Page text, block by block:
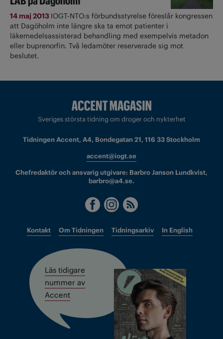
14 maj 2013 IOGT-NTO:s förbundsstyrelse föreslår kongressen
att Dagöholm inte längre ska ta emot patienter i
läkemedelsassisterad behandling med exempelvis metadon
eller buprenorfin. Två ledamöter reserverade sig mot
beslutet.
Sveriges största tidning om droger och nykterhet
Tidningen Accent, A4, Bondegatan 21, 116 33 Stockholm
accent@iogt.se
Chefredaktör och ansvarig utgivare: Barbro Janson Lundkvist,
barbro@a4.se.
Kontakt Om Tidningen Tidningsarkiv In English
Läs tidigare
nummer av
Accent